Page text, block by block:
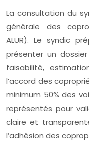
La consultation du
générale des
ALUR). Le syndic
présenter un
faisabilité,
l’accord des
minimum 50% des
représentés pour
claire et
l’adhésion des